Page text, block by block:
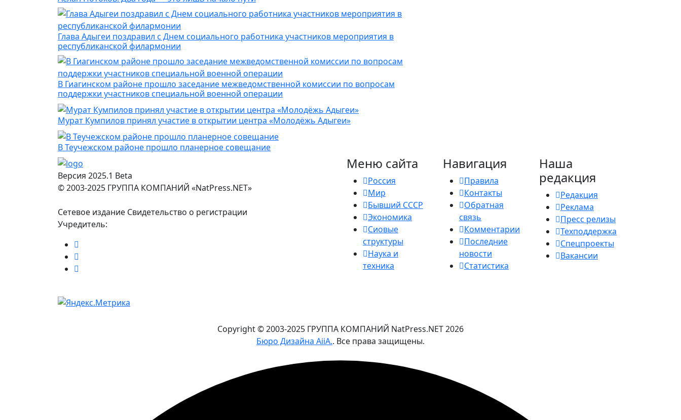
Глава Адыгеи поздравил с Днем социального работника участников мероприятия в
республиканской филармонии
В Гиагинском районе прошло заседание межведомственной комиссии по вопросам
поддержки участников специальной военной операции
Мурат Кумпилов принял участие в открытии центра «Молодёжь Адыгеи»
В Теучежском районе прошло планерное совещание
Версия 2025.1 Beta
© 2003-2025 ГРУППА КОМПАНИЙ «NatPress.NET»
Сетевое издание Свидетельство о регистрации
Учредитель:
Меню сайта
Россия
Мир
Бывший СССР
Экономика
Сиовые
структуры
Наука и
техника
Навигация
Правила
Контакты
Обратная
связь
Комментарии
Последние
новости
Статистика
Наша
редакция
Редакция
Реклама
Пресс релизы
Техподдержка
Спецпроекты
Вакансии
Copyright © 2003-2025 ГРУППА КОМПАНИЙ NatPress.NET2026
Бюро Дизайна AiiA.. Все права защищены.